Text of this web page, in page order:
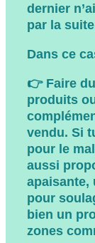
dernier
par la
Dans ce
👉 Faire
produits
vendu. Si
pour le
aussi
apaisante,
pour
bien un
zones